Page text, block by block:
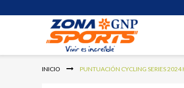
contenido
INICIO PUNTUACIÓN CYCLING SERIES 2024